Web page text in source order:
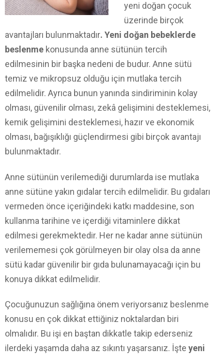
yeni doğan çocuk
üzerinde birçok
avantajları bulunmaktadır. Yeni doğan bebeklerde
beslenme konusunda anne sütünün tercih
edilmesinin bir başka nedeni de budur. Anne sütü
temiz ve mikropsuz olduğu için mutlaka tercih
edilmelidir. Ayrıca bunun yanında sindiriminin kolay
olması, güvenilir olması, zekâ gelişimini desteklemesi,
kemik gelişimini desteklemesi, hazır ve ekonomik
olması, bağışıklığı güçlendirmesi gibi birçok avantajı
bulunmaktadır.
Anne sütünün verilemediği durumlarda ise mutlaka
anne sütüne yakın gıdalar tercih edilmelidir. Bu gıdaları
vermeden önce içeriğindeki katkı maddesine, son
kullanma tarihine ve içerdiği vitaminlere dikkat
edilmesi gerekmektedir. Her ne kadar anne sütünün
verilememesi çok görülmeyen bir olay olsa da anne
sütü kadar güvenilir bir gıda bulunamayacağı için bu
konuya dikkat edilmelidir.
Çocuğunuzun sağlığına önem veriyorsanız beslenme
konusu en çok dikkat ettiğiniz noktalardan biri
olmalıdır. Bu işi en baştan dikkatle takip ederseniz
ilerdeki yaşamda daha az sıkıntı yaşarsanız. İşte yeni